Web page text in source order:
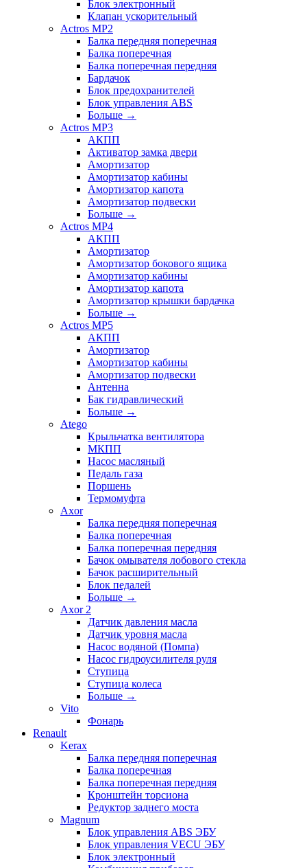
Блок электронный
Клапан ускорительный
Actros MP2
Балка передняя поперечная
Балка поперечная
Балка поперечная передняя
Бардачок
Блок предохранителей
Блок управления ABS
Больше →
Actros MP3
АКПП
Активатор замка двери
Амортизатор
Амортизатор кабины
Амортизатор капота
Амортизатор подвески
Больше →
Actros MP4
АКПП
Амортизатор
Амортизатор бокового ящика
Амортизатор кабины
Амортизатор капота
Амортизатор крышки бардачка
Больше →
Actros MP5
АКПП
Амортизатор
Амортизатор кабины
Амортизатор подвески
Антенна
Бак гидравлический
Больше →
Atego
Крыльчатка вентилятора
МКПП
Насос масляный
Педаль газа
Поршень
Термомуфта
Axor
Балка передняя поперечная
Балка поперечная
Балка поперечная передняя
Бачок омывателя лобового стекла
Бачок расширительный
Блок педалей
Больше →
Axor 2
Датчик давления масла
Датчик уровня масла
Насос водяной (Помпа)
Насос гидроусилителя руля
Ступица
Ступица колеса
Больше →
Vito
Фонарь
Renault
Kerax
Балка передняя поперечная
Балка поперечная
Балка поперечная передняя
Кронштейн торсиона
Редуктор заднего моста
Magnum
Блок управления ABS ЭБУ
Блок управления VECU ЭБУ
Блок электронный